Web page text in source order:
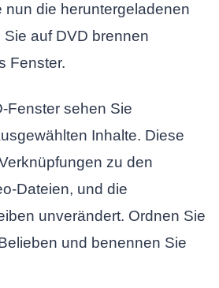
nun die heruntergeladenen
auf DVD brennen
Fenster.
Fenster sehen Sie
Inhalte. Diese
zu den
Dateien, und die
unverändert. Ordnen Sie
und benennen Sie